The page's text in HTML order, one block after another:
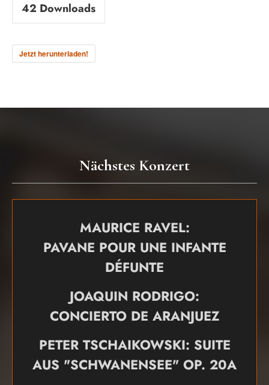
42 Downloads
Jetzt herunterladen!
Nächstes Konzert
MAURICE RAVEL:
PAVANE POUR UNE INFANTE
DÉFUNTE
JOAQUIN RODRIGO:
CONCIERTO DE ARANJUEZ
PETER TSCHAIKOWSKI: SUITE
AUS "SCHWANENSEE" OP. 20A